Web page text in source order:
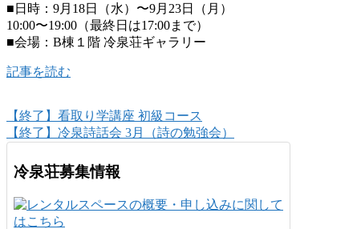
■日時：9月18日（水）〜9月23日（月）
10:00〜19:00（最終日は17:00まで）
■会場：B棟１階 冷泉荘ギャラリー
記事を読む
【終了】看取り学講座 初級コース
【終了】冷泉詩話会 3月（詩の勉強会）
冷泉荘募集情報